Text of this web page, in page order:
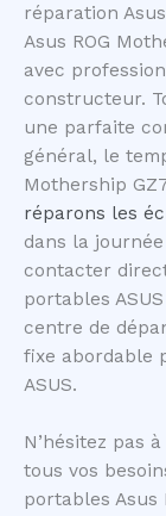
réparation
Asus ROG
avec
constructeur.
une parfaite
général, le
Mothership
réparons les
dans la journée
contacter
portables
centre de
fixe abordable
ASUS.
N’hésitez pas
tous vos
portables Asus